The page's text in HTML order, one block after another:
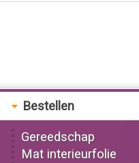
Bestellen
Gereedschap
Mat interieurfolie